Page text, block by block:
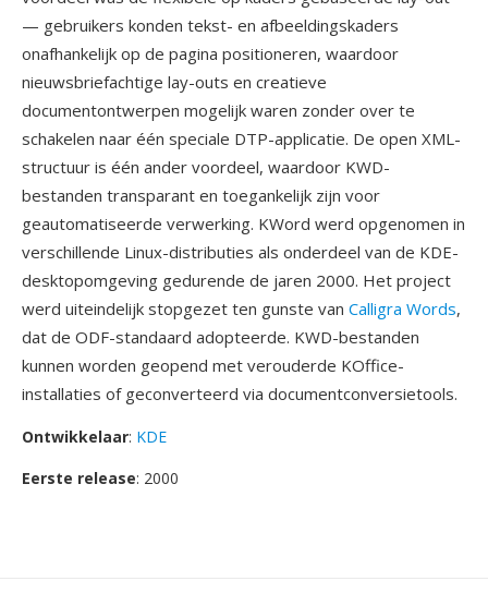
— gebruikers konden tekst- en afbeeldingskaders
onafhankelijk op de pagina positioneren, waardoor
nieuwsbriefachtige lay-outs en creatieve
documentontwerpen mogelijk waren zonder over te
schakelen naar één speciale DTP-applicatie. De open XML-
structuur is één ander voordeel, waardoor KWD-
bestanden transparant en toegankelijk zijn voor
geautomatiseerde verwerking. KWord werd opgenomen in
verschillende Linux-distributies als onderdeel van de KDE-
desktopomgeving gedurende de jaren 2000. Het project
werd uiteindelijk stopgezet ten gunste van Calligra Words,
dat de ODF-standaard adopteerde. KWD-bestanden
kunnen worden geopend met verouderde KOffice-
installaties of geconverteerd via documentconversietools.
Ontwikkelaar: KDE
Eerste release: 2000